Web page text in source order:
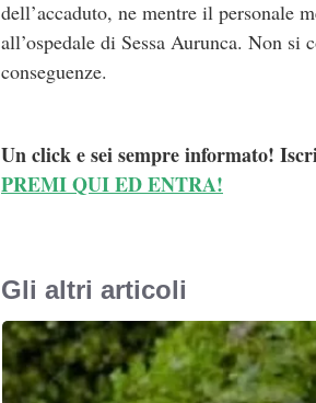
dell’accaduto, ne mentre il personale
all’ospedale di Sessa Aurunca. Non
conseguenze.
Un click e sei sempre informato!
PREMI QUI ED ENTRA!
Gli altri articoli